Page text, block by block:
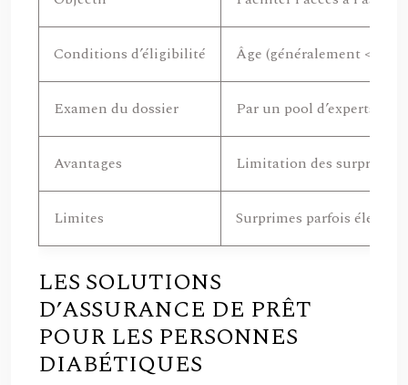
Conditions d’éligibilité Âge (généralement < 70
Examen du dossier Par un pool d’experts
Avantages Limitation des
Limites Surprimes parfois
LES SOLUTIONS
D’ASSURANCE DE PRÊT
POUR LES PERSONNES
DIABÉTIQUES